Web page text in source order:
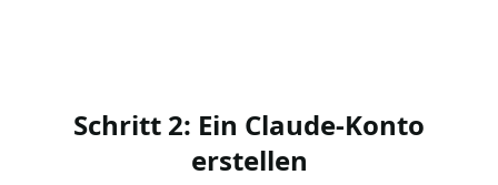
Schritt 2: Ein Claude-Konto
erstellen